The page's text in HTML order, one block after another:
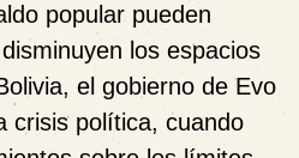
popular pueden
los espacios
el gobierno de Evo
crisis política, cuando